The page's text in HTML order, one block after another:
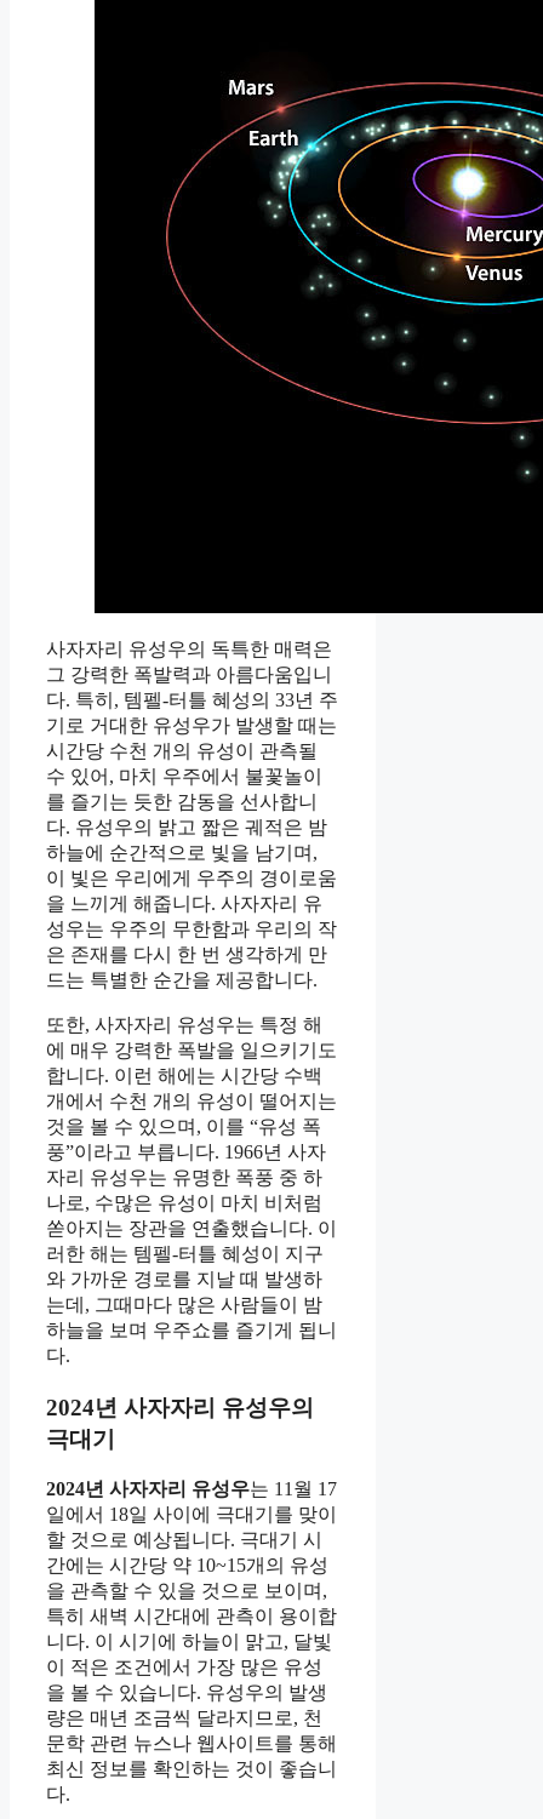
사자자리 유성우의 독특한 매력은
그 강력한 폭발력과 아름다움입니
다. 특히, 템펠-터틀 혜성의 33년 주
기로 거대한 유성우가 발생할 때는
시간당 수천 개의 유성이 관측될
수 있어, 마치 우주에서 불꽃놀이
를 즐기는 듯한 감동을 선사합니
다. 유성우의 밝고 짧은 궤적은 밤
하늘에 순간적으로 빛을 남기며,
이 빛은 우리에게 우주의 경이로움
을 느끼게 해줍니다. 사자자리 유
성우는 우주의 무한함과 우리의 작
은 존재를 다시 한 번 생각하게 만
드는 특별한 순간을 제공합니다.
또한, 사자자리 유성우는 특정 해
에 매우 강력한 폭발을 일으키기도
합니다. 이런 해에는 시간당 수백
개에서 수천 개의 유성이 떨어지는
것을 볼 수 있으며, 이를 “유성 폭
풍”이라고 부릅니다. 1966년 사자
자리 유성우는 유명한 폭풍 중 하
나로, 수많은 유성이 마치 비처럼
쏟아지는 장관을 연출했습니다. 이
러한 해는 템펠-터틀 혜성이 지구
와 가까운 경로를 지날 때 발생하
는데, 그때마다 많은 사람들이 밤
하늘을 보며 우주쇼를 즐기게 됩니
다.
2024년 사자자리 유성우의
극대기
2024년 사자자리 유성우는 11월 17
일에서 18일 사이에 극대기를 맞이
할 것으로 예상됩니다. 극대기 시
간에는 시간당 약 10~15개의 유성
을 관측할 수 있을 것으로 보이며,
특히 새벽 시간대에 관측이 용이합
니다. 이 시기에 하늘이 맑고, 달빛
이 적은 조건에서 가장 많은 유성
을 볼 수 있습니다. 유성우의 발생
량은 매년 조금씩 달라지므로, 천
문학 관련 뉴스나 웹사이트를 통해
최신 정보를 확인하는 것이 좋습니
다.